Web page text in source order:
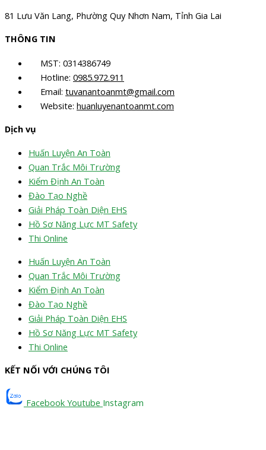
81 Lưu Văn Lang, Phường Quy Nhơn Nam, Tỉnh Gia Lai
THÔNG TIN
MST: 0314386749
Hotline: 0985.972.911
Email: tuvanantoanmt@gmail.com
Website: huanluyenantoanmt.com
Dịch vụ
Huấn Luyện An Toàn
Quan Trắc Môi Trường
Kiểm Định An Toàn
Đào Tạo Nghề
Giải Pháp Toàn Diện EHS
Hồ Sơ Năng Lực MT Safety
Thi Online
Huấn Luyện An Toàn
Quan Trắc Môi Trường
Kiểm Định An Toàn
Đào Tạo Nghề
Giải Pháp Toàn Diện EHS
Hồ Sơ Năng Lực MT Safety
Thi Online
KẾT NỐI VỚI CHÚNG TÔI
Facebook Youtube Instagram